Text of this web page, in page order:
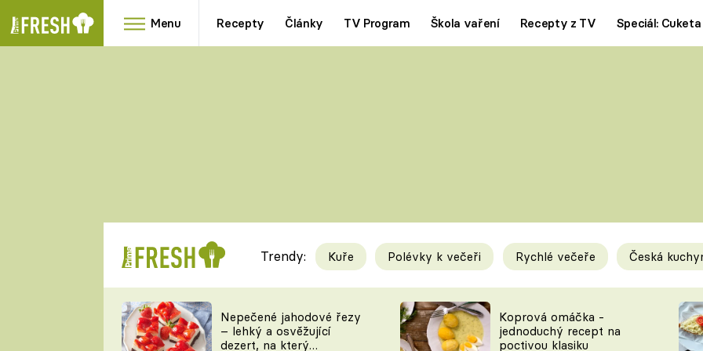
Menu Recepty Články TV Program Škola vaření Recepty z TV Speciál: Cuketa
RYCHLOVKY
Videorecepty
TEĎ VAŘÍ ŠÉF!
Tipy a triky
KAM ZA JÍDLEM
Trendy: Kuře Polévky k večeři Rychlé večeře Česká
Nepečené jahodové řezy
– lehký a osvěžující
dezert, na který
Koprová omáčka -
jednoduchý recept na
poctivou klasiku